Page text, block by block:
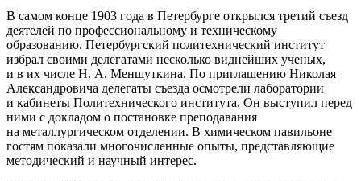
В самом конце 1903 года в Петербурге открылся третий съезд
деятелей по профессиональному и техническому
образованию. Петербургский политехнический институт
избрал своими делегатами несколько виднейших ученых,
и в их числе Н. А. Меншуткина. По приглашению Николая
Александровича делегаты съезда осмотрели лаборатории
и кабинеты Политехнического института. Он выступил перед
ними с докладом о постановке преподавания
на металлургическом отделении. В химическом павильоне
гостям показали многочисленные опыты, представляющие
методический и научный интерес.